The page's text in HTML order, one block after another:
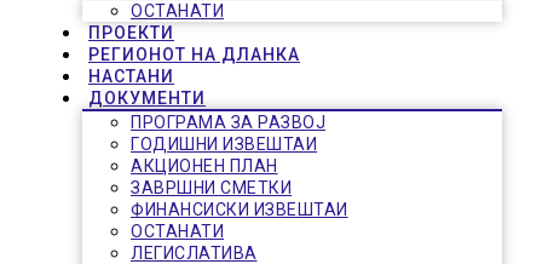
ОСТАНАТИ
ПРОЕКТИ
РЕГИОНОТ НА ДЛАНКА
НАСТАНИ
ДОКУМЕНТИ
ПРОГРАМА ЗА РАЗВОЈ
ГОДИШНИ ИЗВЕШТАИ
АКЦИОНЕН ПЛАН
ЗАВРШНИ СМЕТКИ
ФИНАНСИСКИ ИЗВЕШТАИ
ОСТАНАТИ
ЛЕГИСЛАТИВА